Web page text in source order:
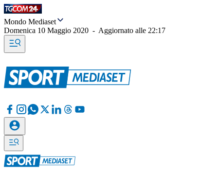
Mondo Mediaset
Domenica 10 Maggio 2020 - Aggiornato alle 22:17